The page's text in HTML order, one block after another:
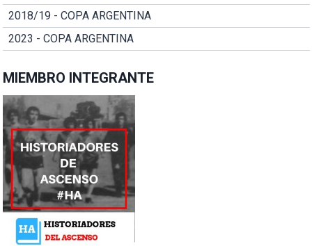
2018/19 - COPA ARGENTINA
2023 - COPA ARGENTINA
MIEMBRO INTEGRANTE